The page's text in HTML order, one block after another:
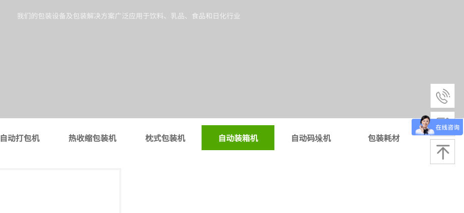
我们的包装设备及包装解决方案广泛应用于饮料、乳品、食品和日化行业
自动打包机 热收缩包装机 枕式包装机 自动装箱机 自动码垛机 包装耗材